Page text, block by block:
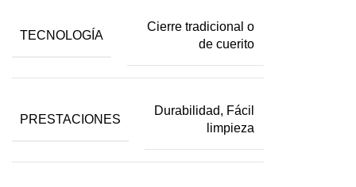
TECNOLOGÍA
Cierre tradicional o
de cuerito
PRESTACIONES
Durabilidad, Fácil
limpieza